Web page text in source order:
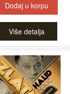
Dodaj u korpu
Više detalja